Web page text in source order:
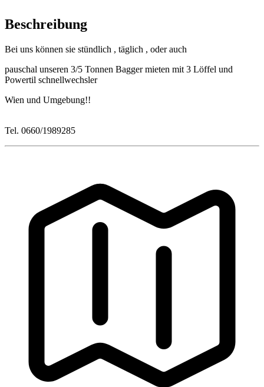
Beschreibung
Bei uns können sie stündlich , täglich , oder auch
pauschal unseren 3/5 Tonnen Bagger mieten mit 3 Löffel und
Powertil schnellwechsler
Wien und Umgebung!!
Tel. 0660/1989285